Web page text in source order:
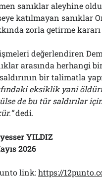
sanıklar aleyhine
katılmayan sanıklar
zorla getirme kararı
değerlendiren
arasında herhangi
bir talimatla
eksiklik yani
de bu tür saldırılar
dedi.
YILDIZ
2026
link:https://